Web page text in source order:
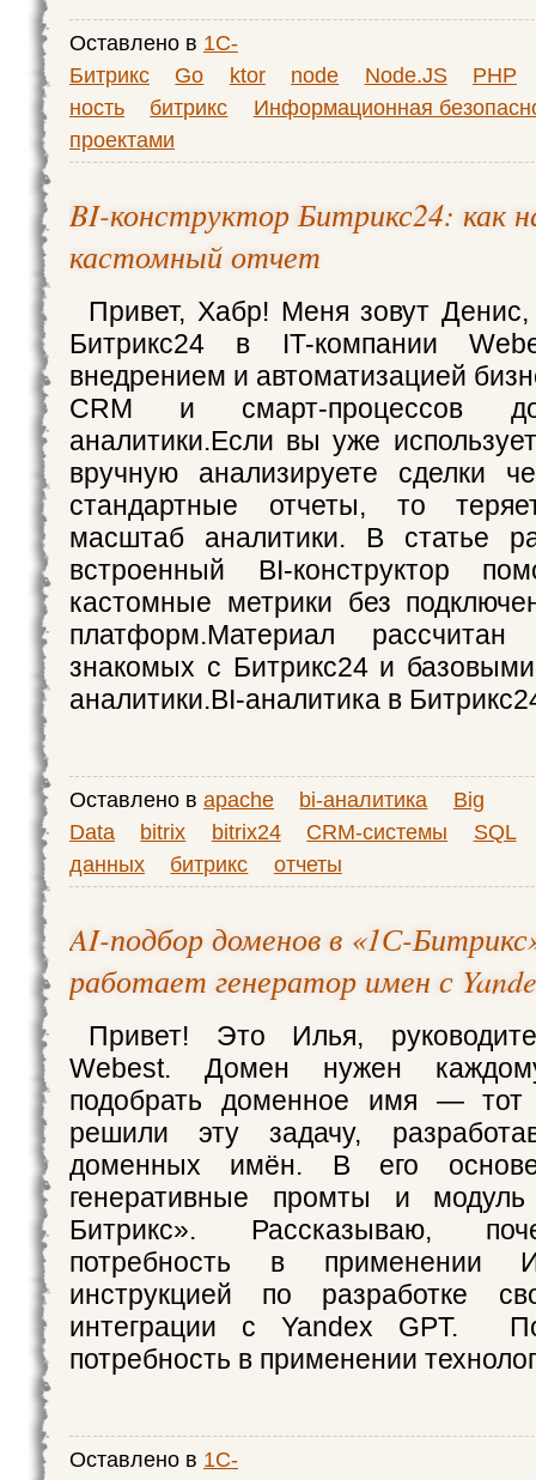
Оставлено в 1С-
Битрикс
Go ktor node Node.JS
PHP
ность
битрикс
Информационная
проектами
BI-конструктор Битрикс24: как
кастомный отчет
Привет, Хабр! Меня зовут
Битрикс24 в IT-компании
внедрением и автоматизацией
CRM и смарт-процессов
аналитики.Если вы уже
вручную анализируете сделки
стандартные отчеты, то
масштаб аналитики. В статье
встроенный BI-конструктор
кастомные метрики без
платформ.Материал
знакомых с Битрикс24 и
аналитики.BI‑аналитика в
Оставлено в apache bi-аналитика
Big
Data
bitrix bitrix24 CRM-системы
SQL
данных
битрикс отчеты
AI-подбор доменов в «1С-
работает генератор имен с
Привет! Это Илья,
Webest. Домен нужен
подобрать доменное имя —
решили эту задачу,
доменных имён. В его
генеративные промты и
Битрикс». Рассказываю,
потребность в
инструкцией по разработке
интеграции с Yandex GPT.
потребность в применении
Оставлено в 1С-